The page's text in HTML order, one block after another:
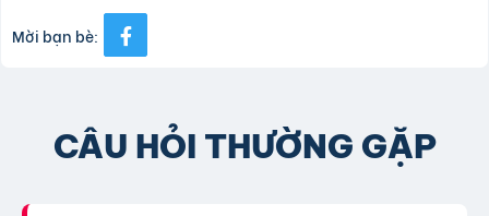
Mời bạn bè:
CÂU HỎI THƯỜNG GẶP